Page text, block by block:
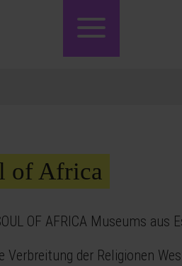
of Africa
OF AFRICA Museums aus
Verbreitung der Religionen